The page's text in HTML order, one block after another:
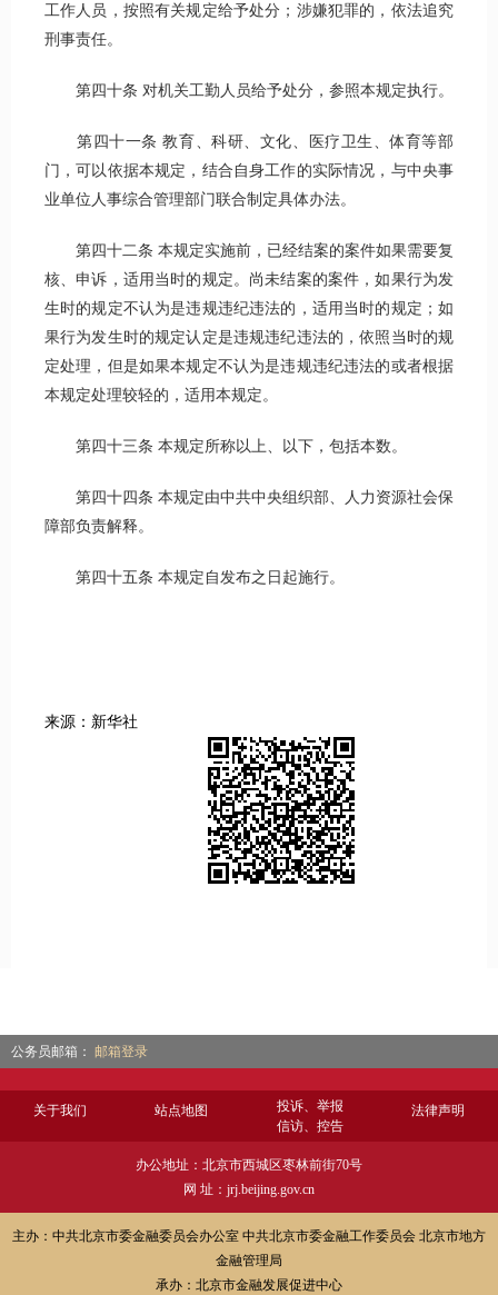
工作人员，按照有关规定给予处分；涉嫌犯罪的，依法追究
刑事责任。
第四十条 对机关工勤人员给予处分，参照本规定执行。
第四十一条 教育、科研、文化、医疗卫生、体育等部
门，可以依据本规定，结合自身工作的实际情况，与中央事
业单位人事综合管理部门联合制定具体办法。
第四十二条 本规定实施前，已经结案的案件如果需要复
核、申诉，适用当时的规定。尚未结案的案件，如果行为发
生时的规定不认为是违规违纪违法的，适用当时的规定；如
果行为发生时的规定认定是违规违纪违法的，依照当时的规
定处理，但是如果本规定不认为是违规违纪违法的或者根据
本规定处理较轻的，适用本规定。
第四十三条 本规定所称以上、以下，包括本数。
第四十四条 本规定由中共中央组织部、人力资源社会保
障部负责解释。
第四十五条 本规定自发布之日起施行。
来源：新华社
公务员邮箱： 邮箱登录
关于我们 站点地图
投诉、举报
信访、控告
法律声明
办公地址：北京市西城区枣林前街70号
网 址：jrj.beijing.gov.cn
主办：中共北京市委金融委员会办公室 中共北京市委金融工作委员会 北京市地方
金融管理局
承办：北京市金融发展促进中心